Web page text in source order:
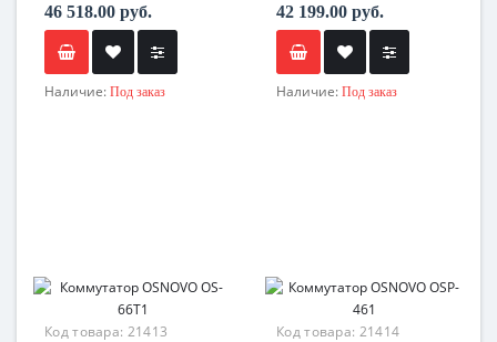
46 518.00 руб.
Наличие: Под заказ
42 199.00 руб.
Наличие: Под заказ
Код товара: 21413 Код товара: 21414